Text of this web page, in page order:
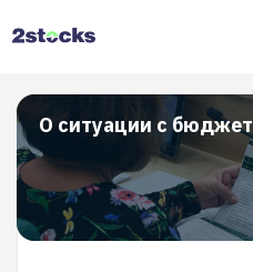
О ситуации с